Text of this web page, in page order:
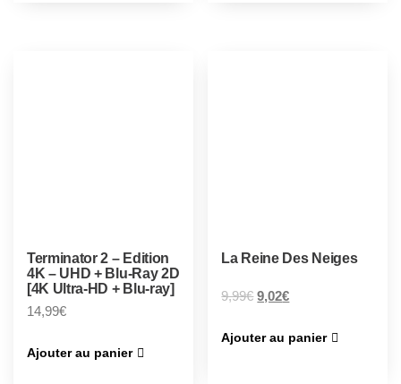
Terminator 2 – Edition
4K – UHD + Blu-Ray 2D
[4K Ultra-HD + Blu-ray]
14,99€
Ajouter au panier
La Reine Des Neiges
9,99€ 9,02€
Ajouter au panier